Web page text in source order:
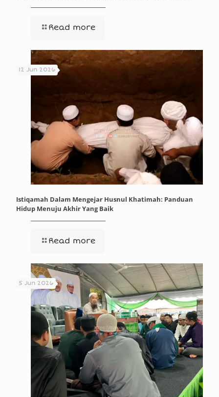
Read more
12 Jun 2026
Istiqamah Dalam Mengejar Husnul Khatimah: Panduan
Hidup Menuju Akhir Yang Baik
Read more
5 Jun 2026